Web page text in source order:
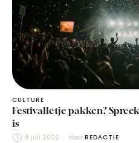
CULTURE
Festivalletje pakken?
is
8 juli 2026 door REDACTIE